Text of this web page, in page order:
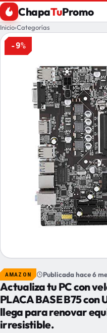
ChapaTuPromo
Inicio›Categorías
-9%
AMAZON Publicada hace 6
Actualiza tu PC con
PLACA BASE B75 con
llega para renovar
irresistible.